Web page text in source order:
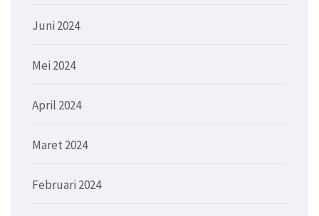
Juni 2024
Mei 2024
April 2024
Maret 2024
Februari 2024